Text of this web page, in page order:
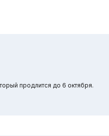
продлится до 6 октября.